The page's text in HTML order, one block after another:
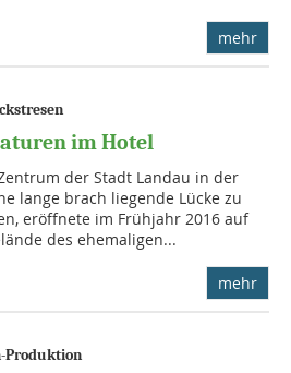
mehr
im Hotel
der Stadt Landau in der
lange brach liegende Lücke zu
eröffnete im Frühjahr 2016 auf
des ehemaligen...
mehr
Produktion